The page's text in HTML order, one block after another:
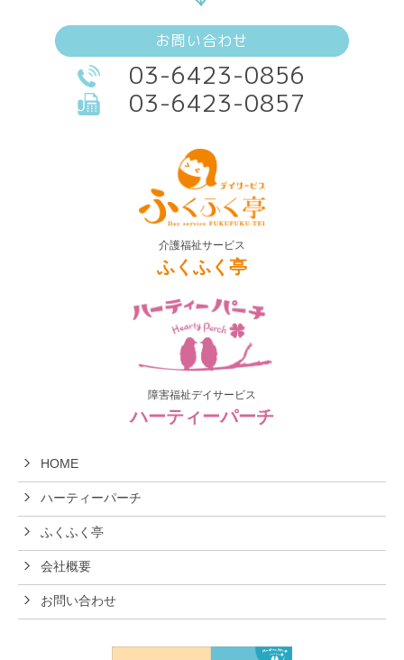
お問い合わせ
03-6423-0856
03-6423-0857
介護福祉サービス
ふくふく亭
障害福祉デイサービス
ハーティーパーチ
HOME
ハーティーパーチ
ふくふく亭
会社概要
お問い合わせ